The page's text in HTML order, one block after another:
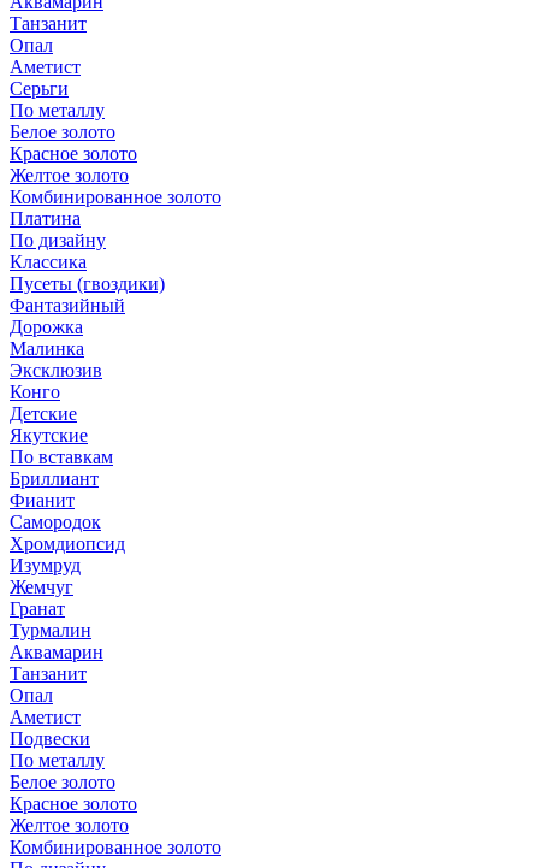
Танзанит
Опал
Аметист
Серьги
По металлу
Белое золото
Красное золото
Желтое золото
Комбинированное золото
Платина
По дизайну
Классика
Пусеты (гвоздики)
Фантазийный
Дорожка
Малинка
Эксклюзив
Конго
Детские
Якутские
По вставкам
Бриллиант
Фианит
Самородок
Хромдиопсид
Изумруд
Жемчуг
Гранат
Турмалин
Аквамарин
Танзанит
Опал
Аметист
Подвески
По металлу
Белое золото
Красное золото
Желтое золото
Комбинированное золото